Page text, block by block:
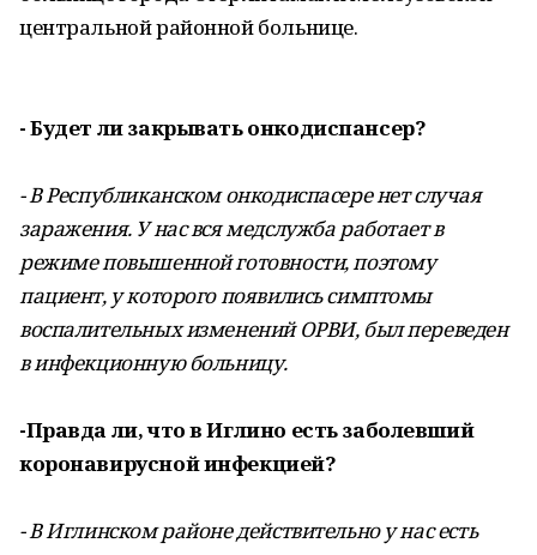
центральной районной больнице.
- Будет ли закрывать онкодиспансер?
- В Республиканском онкодиспасере нет случая
заражения. У нас вся медслужба работает в
режиме повышенной готовности, поэтому
пациент, у которого появились симптомы
воспалительных изменений ОРВИ, был переведен
в инфекционную больницу.
-Правда ли, что в Иглино есть заболевший
коронавирусной инфекцией?
- В Иглинском районе действительно у нас есть